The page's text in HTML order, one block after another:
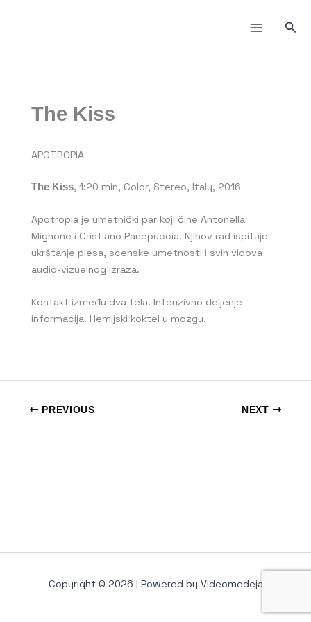
The Kiss
APOTROPIA
The Kiss, 1:20 min, Color, Stereo, Italy, 2016
Apotropia je umetnički par koji čine Antonella
Mignone i Cristiano Panepuccia. Njihov rad ispituje
ukrštanje plesa, scenske umetnosti i svih vidova
audio-vizuelnog izraza.
Kontakt između dva tela. Intenzivno deljenje
informacija. Hemijski koktel u mozgu.
PREVIOUS NEXT
Copyright © 2026 | Powered by Videomedeja